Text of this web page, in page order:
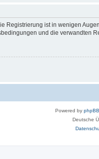
Registrierung ist in wenigen
und die verwandten
Powered by phpBB
Deutsche